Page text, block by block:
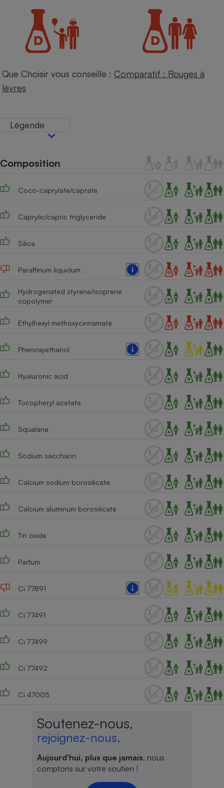
Que Choisir vous conseille : Comparatif : Rouges à
lèvres
Légende
Composition
Coco-caprylate/caprate
Caprylic/capric triglyceride
Silica
Paraffinum liquidum
Hydrogenated styrene/isoprene
copolymer
Ethylhexyl methoxycinnamate
Phenoxyethanol
Hyaluronic acid
Tocopheryl acetate
Squalane
Sodium saccharin
Calcium sodium borosilicate
Calcium aluminum borosilicate
Tin oxide
Parfum
Ci 77891
Ci 77491
Ci 77499
Ci 77492
Ci 47005
Soutenez-nous,
rejoignez-nous,
Aujourd'hui, plus que jamais, nous
comptons sur votre soutien !
Complément
alimentaire
Assurance emprunteur
Petit électroménager -
Plaque de cuisson à
Climatiseur -
Cafetière à expressos
Robot ménager
Smartphone
Antivirus
Radiateur électrique
Climatiseur -
Ventilateur
Mutuelle